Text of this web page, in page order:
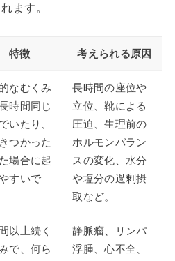
ます。
特徴 考えられる原因
なむくみ
時間同じ
いたり、
つかった
場合に起
すいで
長時間の座位や
立位、靴による
圧迫、生理前の
ホルモンバラン
スの変化、水分
や塩分の過剰摂
取など。
以上続く
で、何ら
静脈瘤、リンパ
浮腫、心不全、